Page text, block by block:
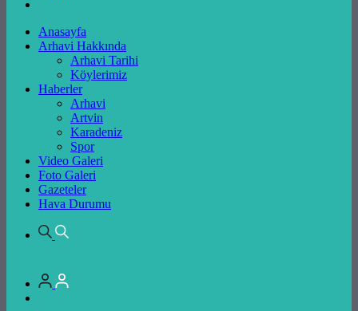
Anasayfa
Arhavi Hakkında
Arhavi Tarihi
Köylerimiz
Haberler
Arhavi
Artvin
Karadeniz
Spor
Video Galeri
Foto Galeri
Gazeteler
Hava Durumu